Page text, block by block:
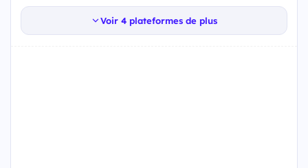
Voir 4 plateformes de plus